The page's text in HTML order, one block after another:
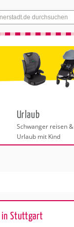
Menü
Urlaub
Schwanger reisen &
Urlaub mit Kind
Stuttgart